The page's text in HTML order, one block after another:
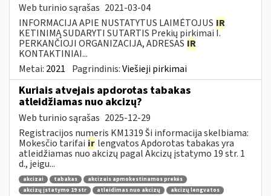
Web turinio sąrašas 2021-03-04
INFORMACIJA APIE NUSTATYTUS LAIMĖTOJUS IR
KETINIMĄ SUDARYTI SUTARTIS Prekių pirkimai I.
PERKANČIOJI ORGANIZACIJA, ADRESAS IR
KONTAKTINIAI...
Metai: 2021 Pagrindinis:Viešieji pirkimai
Kuriais atvejais apdorotas tabakas
atleidžiamas nuo akcizų?
Web turinio sąrašas 2025-12-29
Registracijos numeris KM1319 Ši informacija skelbiama:
Mokesčio tarifai ir lengvatos Apdorotas tabakas yra
atleidžiamas nuo akcizų pagal Akcizų įstatymo 19 str. 1
d., jeigu...
akcizai tabakas
akcizais apmokestinamos prekės
akcizų įstatymo 19 str
atleidimas nuo akcizų
akcizų lengvatos